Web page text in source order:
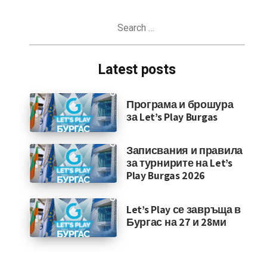
Latest posts
Програма и брошура
за Let’s Play Burgas
Записвания и правила
за турнирите на Let’s
Play Burgas 2026
Let’s Play се завръща в
Бургас на 27 и 28ми